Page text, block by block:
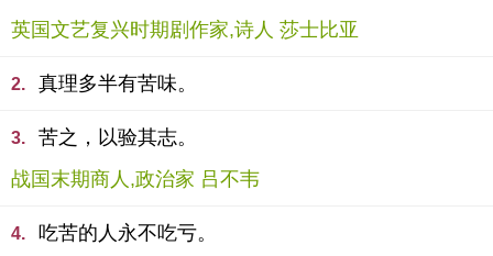
英国文艺复兴时期剧作家,诗人 莎士比亚
2. 真理多半有苦味。
3.
苦之，以验其志。
战国末期商人,政治家 吕不韦
4.
吃苦的人永不吃亏。